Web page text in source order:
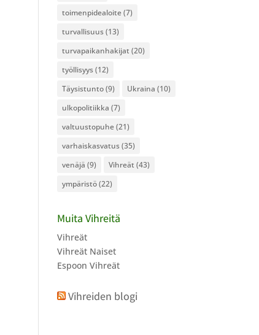
toimenpidealoite(7)
turvallisuus(13)
turvapaikanhakijat (20)
työllisyys(12)
Täysistunto(9) Ukraina (10)
ulkopolitiikka (7)
valtuustopuhe(21)
varhaiskasvatus(35)
venäjä (9) Vihreät (43)
ympäristö(22)
Muita Vihreitä
Vihreät
Vihreät Naiset
Espoon Vihreät
Vihreiden blogi